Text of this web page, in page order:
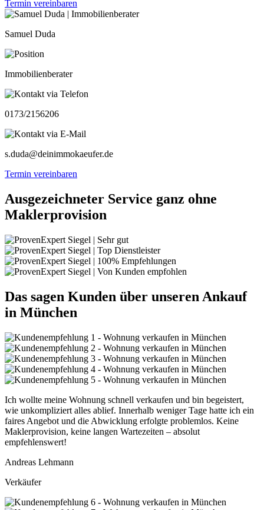
Termin vereinbaren
Samuel Duda
Immobilienberater
0173/2156206
s.duda@deinimmokaeufer.de
Termin vereinbaren
Ausgezeichneter Service ganz ohne
Maklerprovision
Das sagen Kunden über unseren Ankauf
in München
Ich wollte meine Wohnung schnell verkaufen und bin begeistert,
wie unkompliziert alles ablief. Innerhalb weniger Tage hatte ich ein
faires Angebot und die Abwicklung erfolgte problemlos. Keine
Maklerprovision, keine langen Wartezeiten – absolut
empfehlenswert!
Andreas Lehmann
Verkäufer